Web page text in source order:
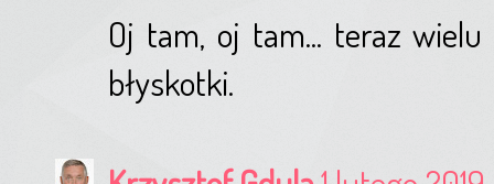
Oj tam, oj tam... teraz
błyskotki.